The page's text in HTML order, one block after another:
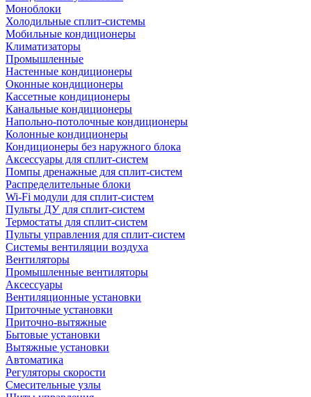
Моноблоки
Холодильные сплит-системы
Мобильные кондиционеры
Климатизаторы
Промышленные
Настенные кондиционеры
Оконные кондиционеры
Кассетные кондиционеры
Канальные кондиционеры
Напольно-потолочные кондиционеры
Колонные кондиционеры
Кондиционеры без наружного блока
Аксессуары для сплит-систем
Помпы дренажные для сплит-систем
Распределительные блоки
Wi-Fi модули для сплит-систем
Пульты ДУ для сплит-систем
Термостаты для сплит-систем
Пульты управления для сплит-систем
Системы вентиляции воздуха
Вентиляторы
Промышленные вентиляторы
Аксессуары
Вентиляционные установки
Приточные установки
Приточно-вытяжные
Бытовые установки
Вытяжные установки
Автоматика
Регуляторы скорости
Смесительные узлы